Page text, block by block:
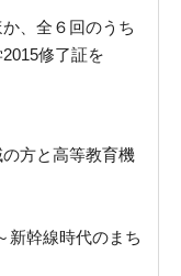
、全６回のうち
修了証を
方と高等教育機
新幹線時代のまち